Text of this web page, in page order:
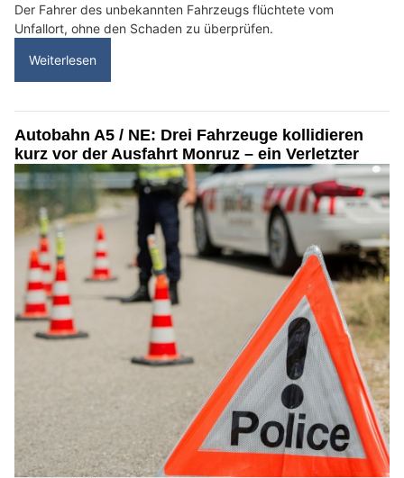
Der Fahrer des unbekannten Fahrzeugs flüchtete vom
Unfallort, ohne den Schaden zu überprüfen.
Weiterlesen
Autobahn A5 / NE: Drei Fahrzeuge kollidieren
kurz vor der Ausfahrt Monruz – ein Verletzter